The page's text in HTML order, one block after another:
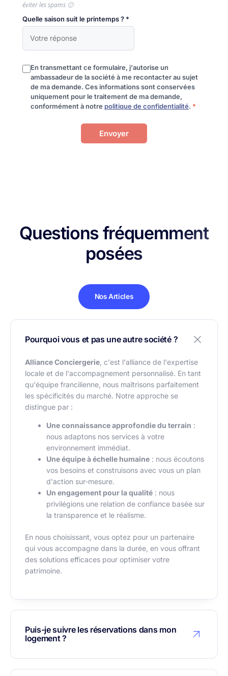
éviter les spams 🙂
Quelle saison suit le printemps ? *
En transmettant ce formulaire, j'autorise un
ambassadeur de la société à me recontacter au sujet
de ma demande. Ces informations sont conservées
uniquement pour le traitement de ma demande,
conformément à notre politique de confidentialité. *
Envoyer
Questions fréquemment
posées
Nos Articles
Pourquoi vous et pas une autre société ?
Alliance Conciergerie , c'est l'alliance de l'expertise
locale et de l'accompagnement personnalisé. En tant
qu'équipe francilienne, nous maîtrisons parfaitement
les spécificités du marché. Notre approche se
distingue par :
Une connaissance approfondie du terrain :
nous adaptons nos services à votre
environnement immédiat.
Une équipe à échelle humaine : nous écoutons
vos besoins et construisons avec vous un plan
d'action sur-mesure.
Un engagement pour la qualité : nous
privilégions une relation de confiance basée sur
la transparence et le réalisme.
En nous choisissant, vous optez pour un partenaire
qui vous accompagne dans la durée, en vous offrant
des solutions efficaces pour optimiser votre
patrimoine.
Puis-je suivre les réservations dans mon
logement ?